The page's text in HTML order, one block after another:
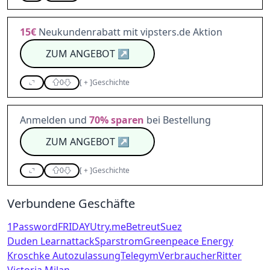
15€ Neukundenrabatt mit vipsters.de Aktion
ZUM ANGEBOT↗
0 [+]Geschichte
Anmelden und 70%sparen bei Bestellung
ZUM ANGEBOT↗
0 [+]Geschichte
Verbundene Geschäfte
1PasswordFRIDAYUtry.meBetreutSuez
Duden LearnattackSparstromGreenpeace Energy
Kroschke AutozulassungTelegymVerbraucherRitter